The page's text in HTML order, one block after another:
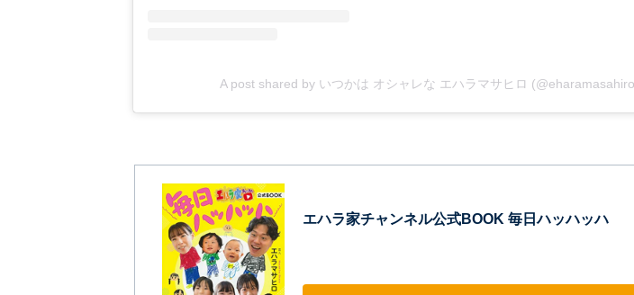
A post shared by いつかは オシャレな エハラマサヒロ
エハラ家チャンネル公式BOOK 毎日ハッハッハ